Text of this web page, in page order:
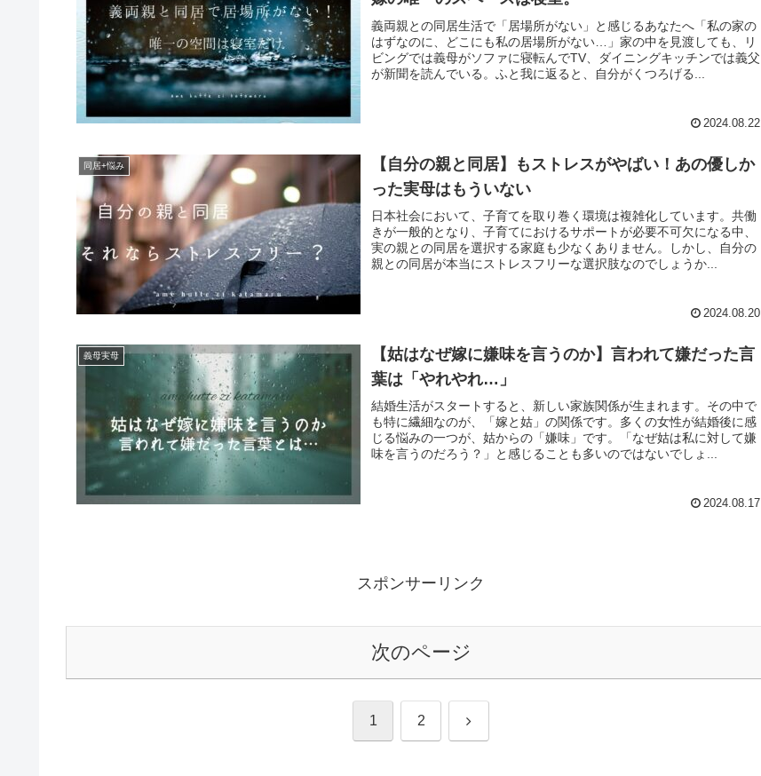
義両親との同居生活で「居場所がない」と感じるあなたへ「私の家の
はずなのに、どこにも私の居場所がない…」家の中を見渡しても、リ
ビングでは義母がソファに寝転んでTV、ダイニングキッチンでは義父
が新聞を読んでいる。ふと我に返ると、自分がくつろげる...
2024.08.22
同居+悩み
【自分の親と同居】もストレスがやばい！あの優しか
った実母はもういない
日本社会において、子育てを取り巻く環境は複雑化しています。共働
きが一般的となり、子育てにおけるサポートが必要不可欠になる中、
実の親との同居を選択する家庭も少なくありません。しかし、自分の
親との同居が本当にストレスフリーな選択肢なのでしょうか...
2024.08.20
義母実母
【姑はなぜ嫁に嫌味を言うのか】言われて嫌だった言
葉は「やれやれ…」
結婚生活がスタートすると、新しい家族関係が生まれます。その中で
も特に繊細なのが、「嫁と姑」の関係です。多くの女性が結婚後に感
じる悩みの一つが、姑からの「嫌味」です。「なぜ姑は私に対して嫌
味を言うのだろう？」と感じることも多いのではないでしょ...
2024.08.17
スポンサーリンク
次のページ
1 2 次